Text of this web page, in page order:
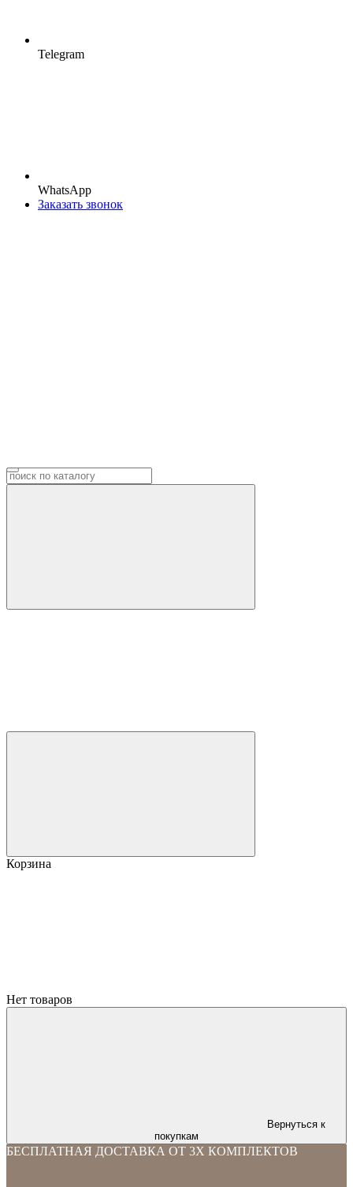
Telegram
WhatsApp
Заказать звонок
Корзина
Нет товаров
Вернуться к
покупкам
БЕСПЛАТНАЯ ДОСТАВКА ОТ 3Х КОМПЛЕКТОВ